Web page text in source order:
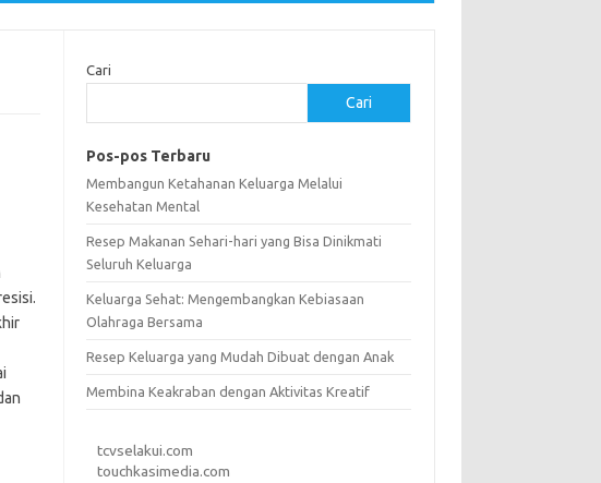
Cari
Cari
Pos-pos Terbaru
Membangun Ketahanan Keluarga Melalui
Kesehatan Mental
Resep Makanan Sehari-hari yang Bisa Dinikmati
Seluruh Keluarga
Keluarga Sehat: Mengembangkan Kebiasaan
Olahraga Bersama
Resep Keluarga yang Mudah Dibuat dengan Anak
Membina Keakraban dengan Aktivitas Kreatif
tcvselakui.com
touchkasimedia.com